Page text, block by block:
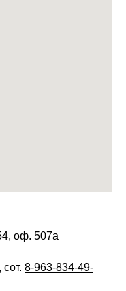
оф. 507а
, сот. 8-963-834-49-